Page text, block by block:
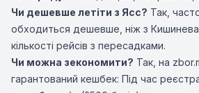
Чи дешевше летіти з Ясс? Так,
обходиться дешевше, ніж з Кишинева,
кількості рейсів з пересадками.
Чи можна зекономити? Так, на
гарантований кешбек: Під час